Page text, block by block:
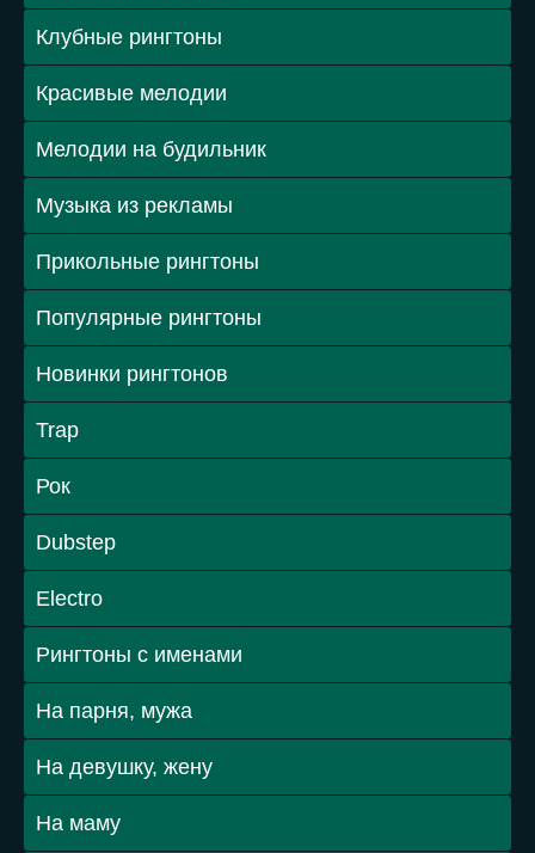
Клубные рингтоны
Красивые мелодии
Мелодии на будильник
Музыка из рекламы
Прикольные рингтоны
Популярные рингтоны
Новинки рингтонов
Trap
Рок
Dubstep
Electro
Рингтоны с именами
На парня, мужа
На девушку, жену
На маму